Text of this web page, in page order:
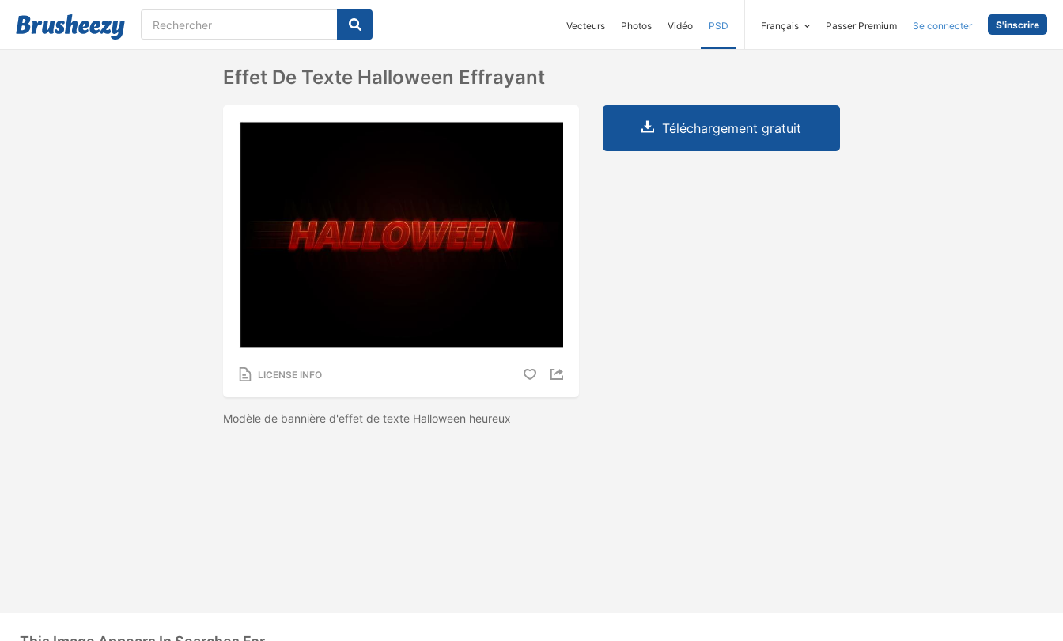
Vecteurs Photos Vidéo PSD Français Passer Premium Se connecter S'inscrire
Effet De Texte Halloween Effrayant
LICENSE INFO
Modèle de bannière d'effet de texte Halloween heureux
Téléchargement gratuit